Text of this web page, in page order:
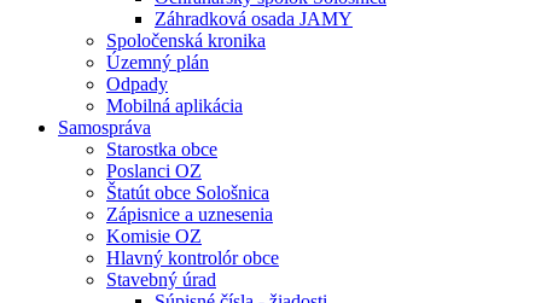
Záhradková osada JAMY
Spoločenská kronika
Územný plán
Odpady
Mobilná aplikácia
Samospráva
Starostka obce
Poslanci OZ
Štatút obce Sološnica
Zápisnice a uznesenia
Komisie OZ
Hlavný kontrolór obce
Stavebný úrad